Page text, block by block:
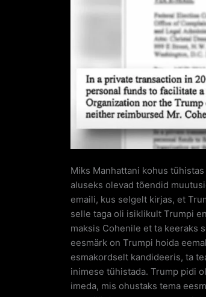
Miks Manhattani kohus
aluseks olevad tõendid
emaili, kus selgelt kirjas, et
selle taga oli isiklikult Trumpi
maksis Cohenile et ta keeraks
eesmärk on Trumpi hoida
esmakordselt kandideeris, ta
inimese tühistada. Trump pidi
imeda, mis ohustaks tema